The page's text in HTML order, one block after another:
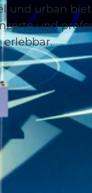
© arnet fotografik, Christoph
und urban
und
erlebbar.